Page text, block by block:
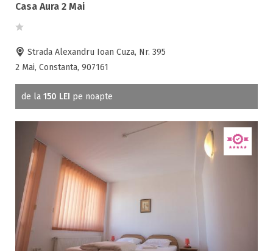
Casa Aura 2 Mai
Strada Alexandru Ioan Cuza, Nr. 395
2 Mai, Constanta, 907161
de la 150 LEI pe noapte